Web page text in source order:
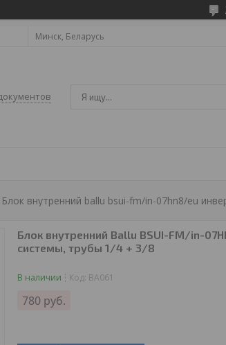
Минск, Беларусь
Блок внутренний Ballu BSUI-FM/in-
системы, трубы 1/4 + 3/8
В наличии Код: BA061
780 руб.